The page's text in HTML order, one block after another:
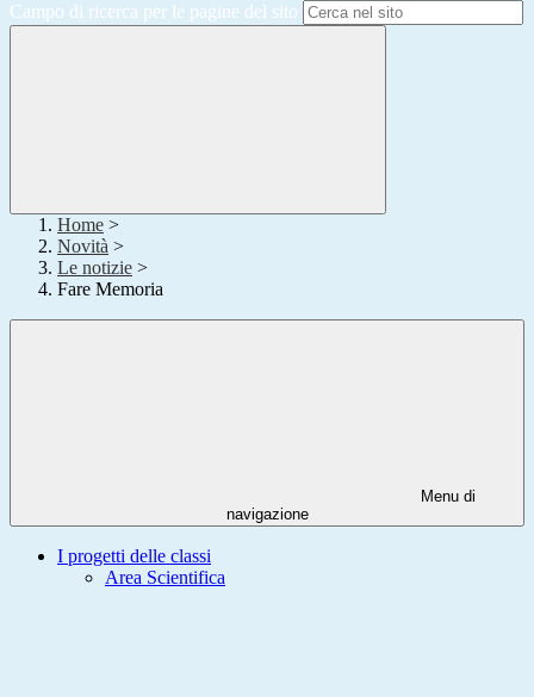
Campo di ricerca per le pagine del sito
Home >
Novità >
Le notizie >
Fare Memoria
Menu di
navigazione
I progetti delle classi
Area Scientifica